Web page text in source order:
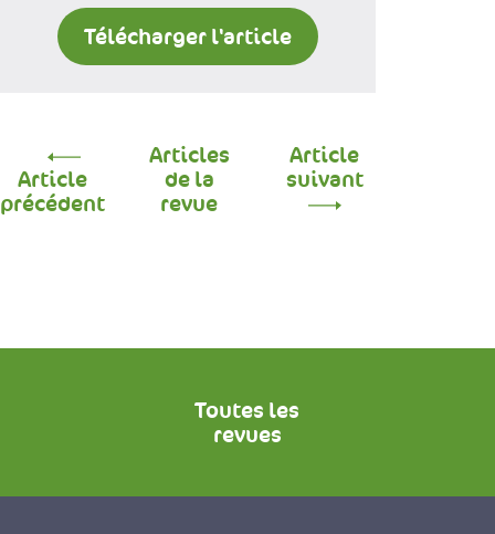
Télécharger l'article
Article
précédent
Articles
de la
revue
Article
suivant
Toutes les
revues